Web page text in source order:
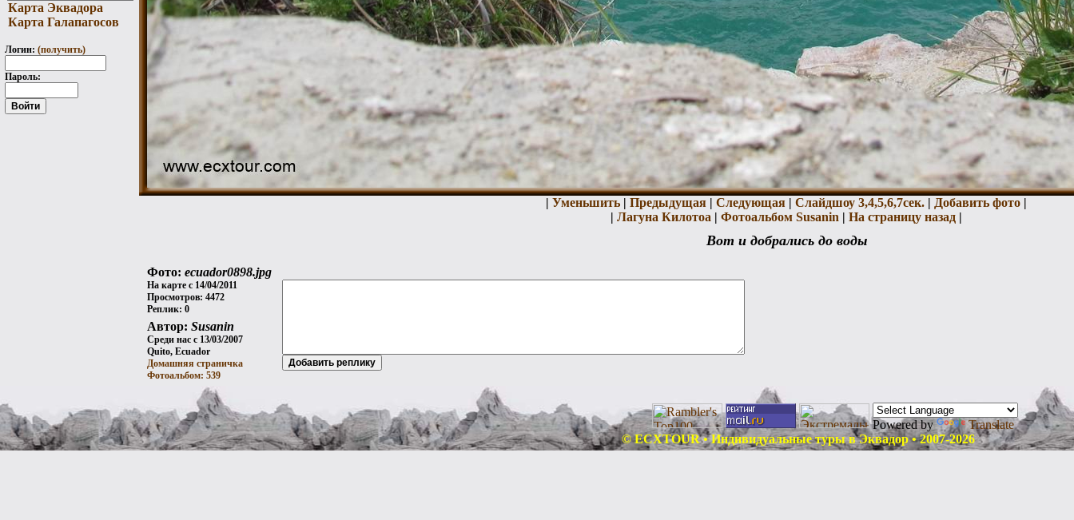
Карта Эквадора
Карта Галапагосов
Логин: (получить)
Пароль:
| Уменьшить | Предыдущая | Следующая | Слайдшоу 3,4,5,6,7сек. | Добавить фото |
| Лагуна Килотоа | Фотоальбом Susanin | На страницу назад |
Вот и добрались до воды
Фото: ecuador0898.jpg
На карте с 14/04/2011
Просмотров: 4472
Реплик: 0
Автор: Susanin
Среди нас с 13/03/2007
Quito, Ecuador
Домашняя страничка
Фотоальбом: 539
Powered by
Translate
© ECXTOUR • Индивидуальные туры в Эквадор • 2007-2026